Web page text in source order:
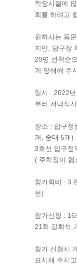
학창시절에
회를 하려고
원하시는 동
지만, 당구장
20명 선착순
게 양해해 주
일시 : 2022
부터 저녁식사
장소 : 압구정
개, 중대 5개)
3호선 압구정
( 주차장이 협
참가회비 : 3
운)
참가신청 :
21회 강희석
참가 신청시
표시해 주시